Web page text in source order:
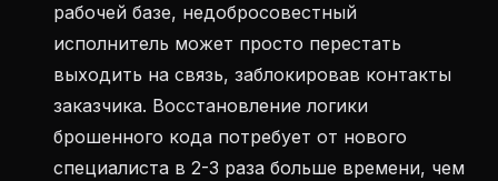
рабочей базе, недобросовестный
исполнитель может просто перестать
выходить на связь, заблокировав контакты
заказчика. Восстановление логики
брошенного кода потребует от нового
специалиста в 2-3 раза больше времени, чем